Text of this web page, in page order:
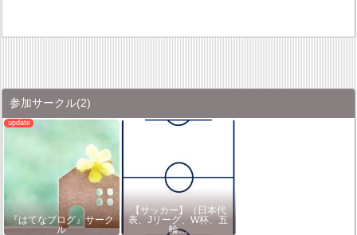
参加サークル(2)
『はてなブログ』サーク
ル
【サッカー】（日本代
表、Jリーグ、W杯、五
輪…